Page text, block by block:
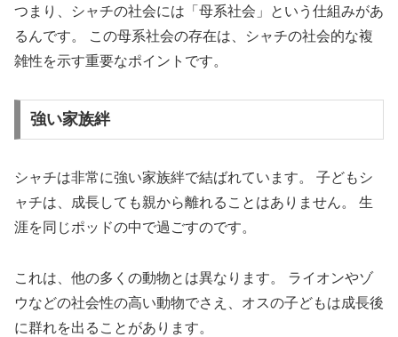
つまり、シャチの社会には「母系社会」という仕組みがあ
るんです。 この母系社会の存在は、シャチの社会的な複
雑性を示す重要なポイントです。
強い家族絆
シャチは非常に強い家族絆で結ばれています。 子どもシ
ャチは、成長しても親から離れることはありません。 生
涯を同じポッドの中で過ごすのです。
これは、他の多くの動物とは異なります。 ライオンやゾ
ウなどの社会性の高い動物でさえ、オスの子どもは成長後
に群れを出ることがあります。